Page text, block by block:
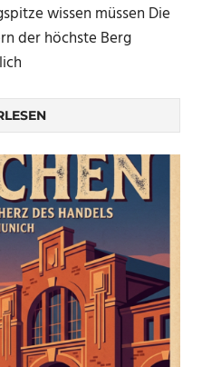
wissen müssen Die
der höchste Berg